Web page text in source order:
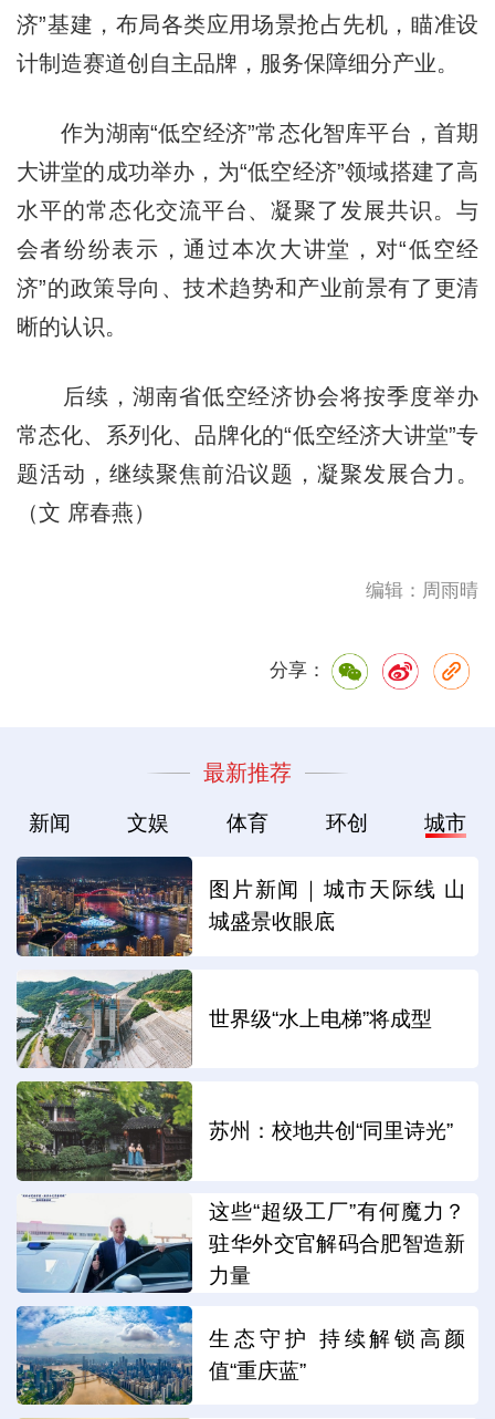
济”基建，布局各类应用场景抢占先机，瞄准设
计制造赛道创自主品牌，服务保障细分产业。
作为湖南“低空经济”常态化智库平台，首期
大讲堂的成功举办，为“低空经济”领域搭建了高
水平的常态化交流平台、凝聚了发展共识。与
会者纷纷表示，通过本次大讲堂，对“低空经
济”的政策导向、技术趋势和产业前景有了更清
晰的认识。
后续，湖南省低空经济协会将按季度举办
常态化、系列化、品牌化的“低空经济大讲堂”专
题活动，继续聚焦前沿议题，凝聚发展合力。
（文 席春燕）
编辑：周雨晴
分享：
最新推荐
新闻 文娱 体育 环创 城市
图片新闻｜城市天际线 山
城盛景收眼底
世界级“水上电梯”将成型
苏州：校地共创“同里诗光”
这些“超级工厂”有何魔力？
驻华外交官解码合肥智造新
力量
生态守护 持续解锁高颜
值“重庆蓝”